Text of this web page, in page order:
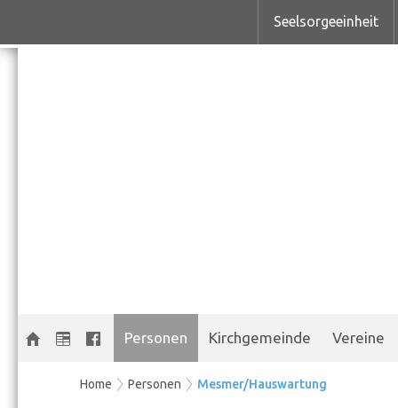
Seelsorgeeinheit
Personen Kirchgemeinde Vereine
Home Personen Mesmer/Hauswartung